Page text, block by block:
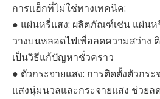
การแฮ็กที่ไม่ใช่ทางเทคนิค:
● แผ่นหรี่แสง: ผลิตภัณฑ์เช่น แผ่นห
วางบนหลอดไฟเพื่อลดความสว่าง
เป็นวิธีแก้ปัญหาชั่วคราว
● ตัวกระจายแสง: การติดตั้งตัวกร
แสงนุ่มนวลและกระจายแสง ช่วยล